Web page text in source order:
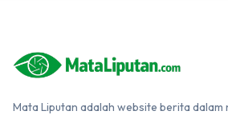
Mata Liputan adalah website berita dalam